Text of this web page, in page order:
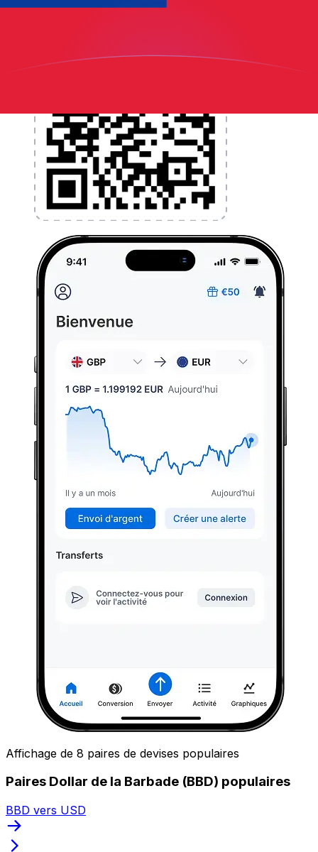
Affichage de 8 paires de devises populaires
Paires Dollar de la Barbade (BBD) populaires
BBD vers USD